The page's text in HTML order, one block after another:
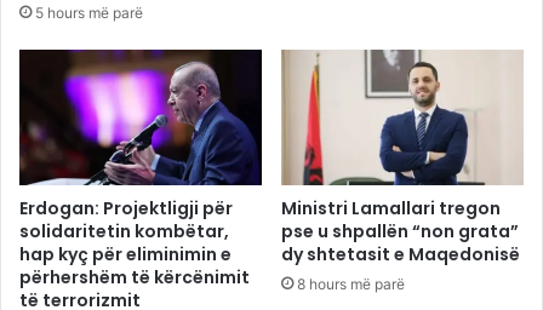
5 hours më parë
Erdogan: Projektligji për
solidaritetin kombëtar,
hap kyç për eliminimin e
përhershëm të kërcënimit
të terrorizmit
Ministri Lamallari tregon
pse u shpallën “non grata”
dy shtetasit e Maqedonisë
8 hours më parë